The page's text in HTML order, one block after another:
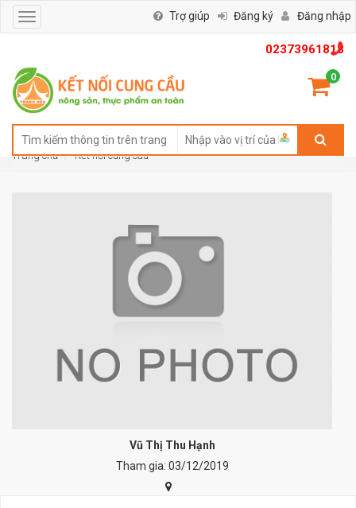
02373961818
0
Toggle
navigation
Trợ giúp Đăng ký Đăng nhập
Trang chủ Kết nối cung cầu
Vũ Thị Thu Hạnh
Tham gia: 03/12/2019